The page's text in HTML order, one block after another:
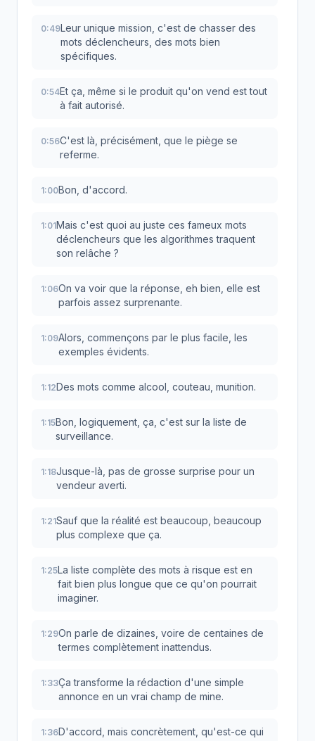
0:49Leur unique mission, c'est de chasser des
mots déclencheurs, des mots bien
spécifiques.
0:54Et ça, même si le produit qu'on vend est tout
à fait autorisé.
0:56C'est là, précisément, que le piège se
referme.
1:00Bon, d'accord.
1:01Mais c'est quoi au juste ces fameux mots
déclencheurs que les algorithmes traquent
son relâche ?
1:06On va voir que la réponse, eh bien, elle est
parfois assez surprenante.
1:09Alors, commençons par le plus facile, les
exemples évidents.
1:12Des mots comme alcool, couteau, munition.
1:15Bon, logiquement, ça, c'est sur la liste de
surveillance.
1:18Jusque-là, pas de grosse surprise pour un
vendeur averti.
1:21Sauf que la réalité est beaucoup, beaucoup
plus complexe que ça.
1:25La liste complète des mots à risque est en
fait bien plus longue que ce qu'on pourrait
imaginer.
1:29On parle de dizaines, voire de centaines de
termes complètement inattendus.
1:33Ça transforme la rédaction d'une simple
annonce en un vrai champ de mine.
1:36D'accord, mais concrètement, qu'est-ce qui